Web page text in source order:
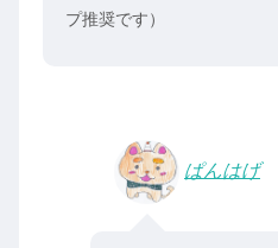
プ推奨です）
ぱんはげ